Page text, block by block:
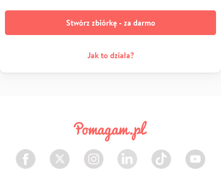
Stwórz zbiórkę - za darmo
Jak to działa?
Facebook Twitter Instagram LinkedIn TikTok Youtube